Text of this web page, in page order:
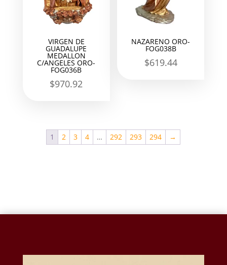
VIRGEN DE
GUADALUPE
MEDALLON
C/ANGELES ORO-
FOG036B
$970.92
NAZARENO ORO-
FOG038B
$619.44
1 2 3 4 … 292 293 294 →